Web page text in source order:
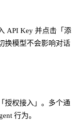
API Key 并点击「添
换模型不会影响对话
授权接入」。多个通
行为。